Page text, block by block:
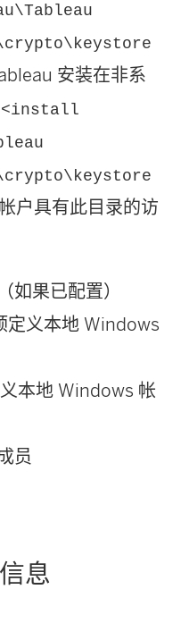
安装在非系
<install
户具有此目录的访
如果已配置）
义本地 Windows
本地 Windows 帐
员
息